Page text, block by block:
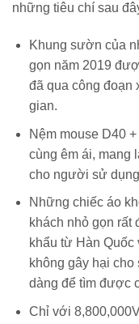
những tiêu chí sau
Khung sườn của
gọn năm 2019
đã qua công đoạn
gian.
Nệm mouse D40
cùng êm ái, mang
cho người sử
Những chiếc áo
khách nhỏ gọn rất
khẩu từ Hàn
không gây hại
dàng để tìm được
Chỉ với